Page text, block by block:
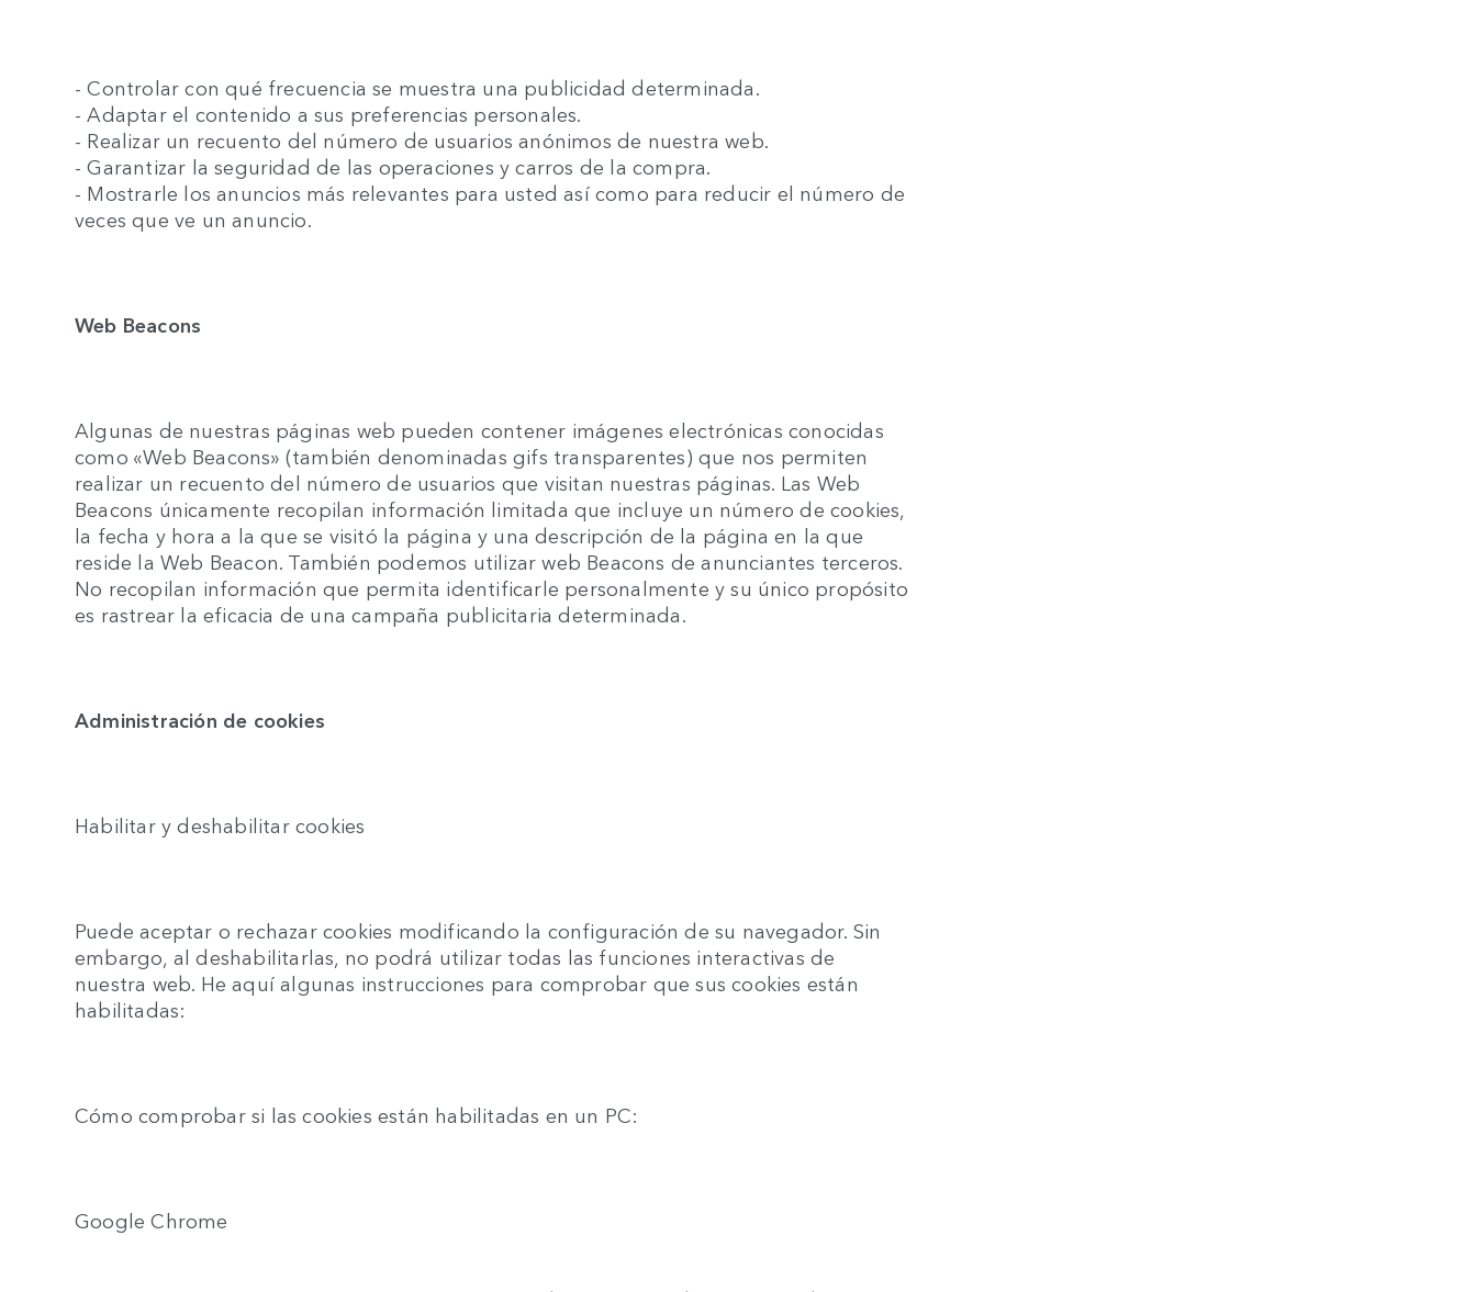
- Controlar con qué frecuencia se muestra una publicidad determinada.
- Adaptar el contenido a sus preferencias personales.
- Realizar un recuento del número de usuarios anónimos de nuestra web.
- Garantizar la seguridad de las operaciones y carros de la compra.
- Mostrarle los anuncios más relevantes para usted así como para reducir el número de
veces que ve un anuncio.
Web Beacons
Algunas de nuestras páginas web pueden contener imágenes electrónicas conocidas
como «Web Beacons» (también denominadas gifs transparentes) que nos permiten
realizar un recuento del número de usuarios que visitan nuestras páginas. Las Web
Beacons únicamente recopilan información limitada que incluye un número de cookies,
la fecha y hora a la que se visitó la página y una descripción de la página en la que
reside la Web Beacon. También podemos utilizar web Beacons de anunciantes terceros.
No recopilan información que permita identificarle personalmente y su único propósito
es rastrear la eficacia de una campaña publicitaria determinada.
Administración de cookies
Habilitar y deshabilitar cookies
Puede aceptar o rechazar cookies modificando la configuración de su navegador. Sin
embargo, al deshabilitarlas, no podrá utilizar todas las funciones interactivas de
nuestra web. He aquí algunas instrucciones para comprobar que sus cookies están
habilitadas:
Cómo comprobar si las cookies están habilitadas en un PC:
Google Chrome